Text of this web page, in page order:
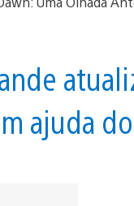
ajuda